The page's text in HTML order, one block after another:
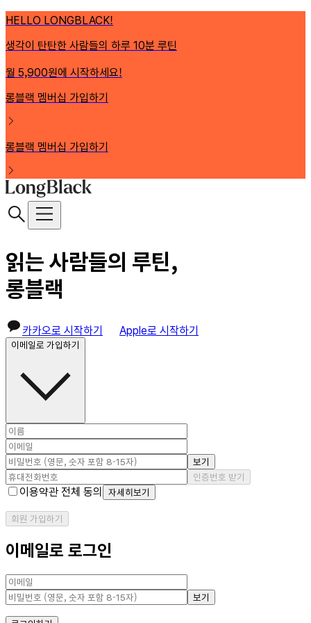
HELLO LONGBLACK!
생각이 탄탄한 사람들의 하루 10분 루틴
월 5,900원에 시작하세요!
롱블랙 멤버십 가입하기
롱블랙 멤버십 가입하기
읽는 사람들의 루틴,
롱블랙
카카오로 시작하기 Apple로 시작하기
이메일로 가입하기
보기
인증번호 받기
이용약관 전체 동의 자세히보기
회원 가입하기
이메일로 로그인
보기